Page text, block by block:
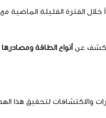
خلال الفترة القليلة الماضية
عنأنواع الطاقة ومصادرها
لتحقيق هذا